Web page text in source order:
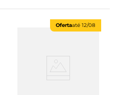
Ofertaaté 12/08